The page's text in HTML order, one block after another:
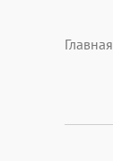
Главная